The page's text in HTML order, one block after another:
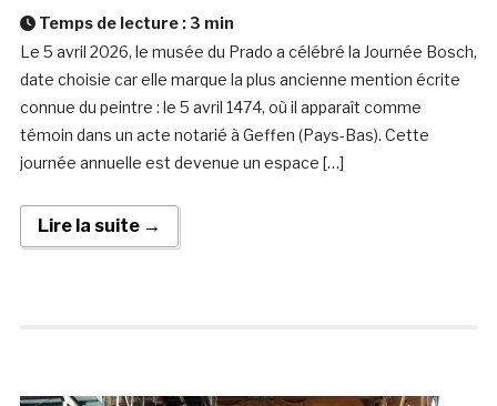
Temps de lecture : 3 min
Le 5 avril 2026, le musée du Prado a célébré la Journée Bosch,
date choisie car elle marque la plus ancienne mention écrite
connue du peintre : le 5 avril 1474, où il apparaît comme
témoin dans un acte notarié à Geffen (Pays-Bas). Cette
journée annuelle est devenue un espace […]
Lire la suite →